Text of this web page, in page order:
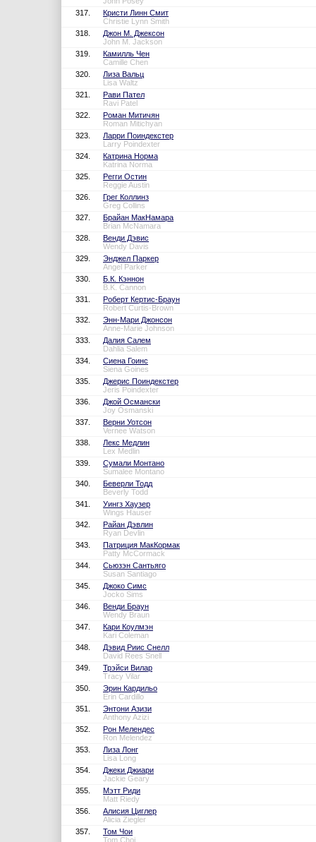
317.
Кристи Линн Смит
Christie Lynn Smith
318.
Джон М. Джексон
John M. Jackson
319.
Камилль Чен
Camille Chen
320.
Лиза Вальц
Lisa Waltz
321.
Рави Пател
Ravi Patel
322.
Роман Митичян
Roman Mitichyan
323.
Ларри Поиндекстер
Larry Poindexter
324.
Катрина Норма
Katrina Norma
325.
Регги Остин
Reggie Austin
326.
Грег Коллинз
Greg Collins
327.
Брайан МакНамара
Brian McNamara
328.
Венди Дэвис
Wendy Davis
329.
Энджел Паркер
Angel Parker
330.
Б.К. Кэннон
B.K. Cannon
331.
Роберт Кертис-Браун
Robert Curtis-Brown
332.
Энн-Мари Джонсон
Anne-Marie Johnson
333.
Далия Салем
Dahlia Salem
334.
Сиена Гоинс
Siena Goines
335.
Джерис Поиндекстер
Jeris Poindexter
336.
Джой Османски
Joy Osmanski
337.
Верни Уотсон
Vernee Watson
338.
Лекс Медлин
Lex Medlin
339.
Сумали Монтано
Sumalee Montano
340.
Беверли Тодд
Beverly Todd
341.
Уингз Хаузер
Wings Hauser
342.
Райан Дэвлин
Ryan Devlin
343.
Патриция МакКормак
Patty McCormack
344.
Сьюзэн Сантьяго
Susan Santiago
345.
Джоко Симс
Jocko Sims
346.
Венди Браун
Wendy Braun
347.
Кари Коулмэн
Kari Coleman
348.
Дэвид Риис Снелл
David Rees Snell
349.
Трэйси Вилар
Tracy Vilar
350.
Эрин Кардильо
Erin Cardillo
351.
Энтони Азизи
Anthony Azizi
352.
Рон Мелендес
Ron Melendez
353.
Лиза Лонг
Lisa Long
354.
Джеки Джиари
Jackie Geary
355.
Мэтт Риди
Matt Riedy
356.
Алисия Циглер
Alicia Ziegler
357.
Том Чои
Tom Choi